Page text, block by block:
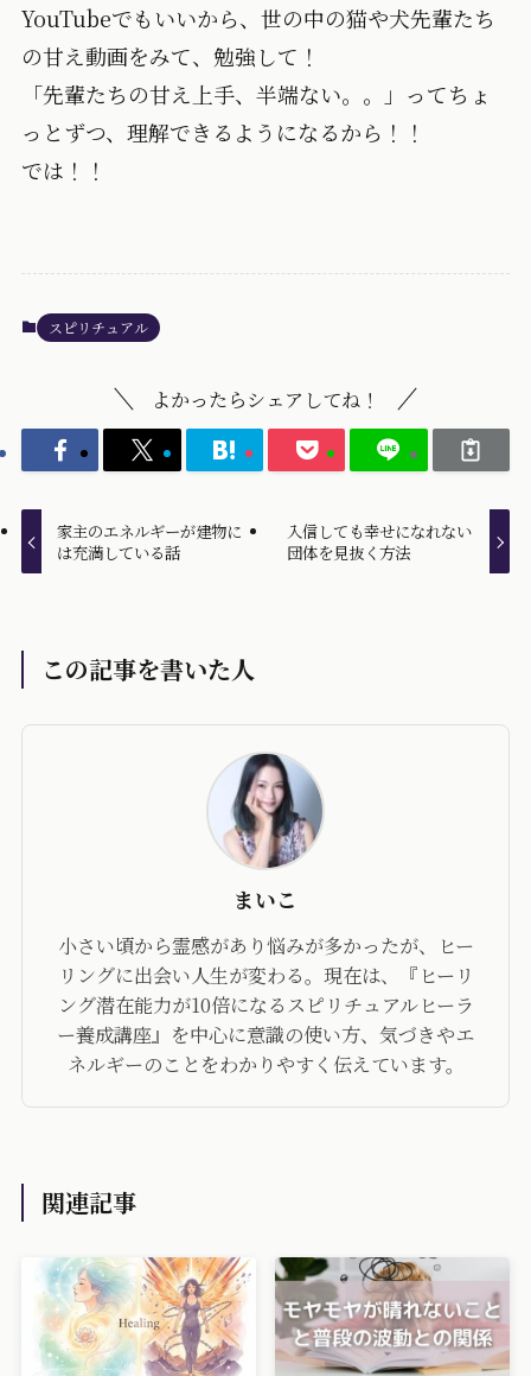
YouTubeでもいいから、世の中の猫や犬先輩たち
の甘え動画をみて、勉強して！
「先輩たちの甘え上手、半端ない。。」ってちょ
っとずつ、理解できるようになるから！！
では！！
スピリチュアル
よかったらシェアしてね！
家主のエネルギーが建物に
は充満している話
入信しても幸せになれない
団体を見抜く方法
この記事を書いた人
まいこ
小さい頃から霊感があり悩みが多かったが、ヒー
リングに出会い人生が変わる。現在は、『ヒーリ
ング潜在能力が10倍になるスピリチュアルヒーラ
ー養成講座』を中心に意識の使い方、気づきやエ
ネルギーのことをわかりやすく伝えています。
関連記事